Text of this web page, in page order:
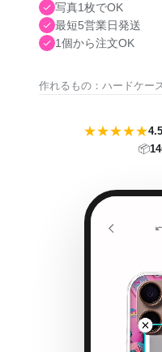
写真1枚でOK
最短5営業日発送
1個から注文OK
作れるもの：ハードケー
★★★★★4.5
📦